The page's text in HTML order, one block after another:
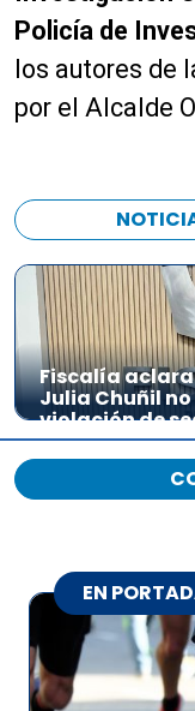
oPolicía de
los autores de
por el Alcalde
Fiscalía
Julia Chuñil
violación de
EN